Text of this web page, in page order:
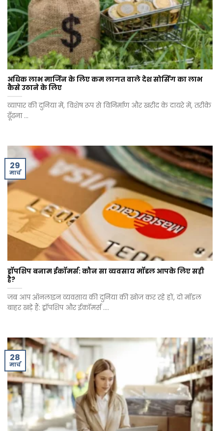
अधिक लाभ मार्जिन के लिए कम लागत वाले देश सोर्सिंग का लाभ
कैसे उठाने के लिए
व्यापार की दुनिया में, विशेष रूप से विनिर्माण और खरीद के दायरे में, तरीके
ढूँढना ...
ड्रॉपशिप बनाम ईकॉमर्स: कौन सा व्यवसाय मॉडल आपके लिए सही
है?
जब आप ऑनलाइन व्यवसाय की दुनिया की खोज कर रहे हों, दो मॉडल
बाहर खड़े हैं: ड्रॉपशिप और ईकॉमर्स ....
29
मार्च
28
मार्च